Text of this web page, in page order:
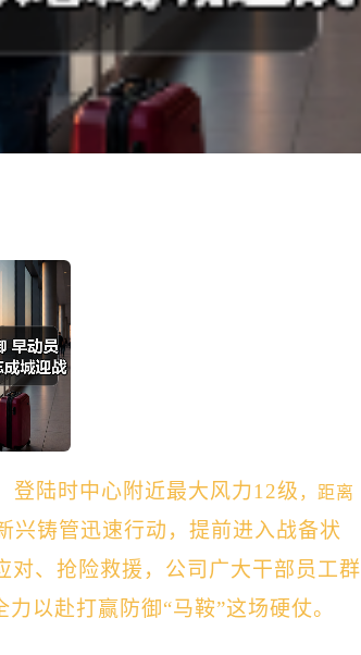
登陆时中心附近最大风力12级 ，距离
兴铸管迅速行动，提前进入战备状
对、抢险救援，公司广大干部员工群
以赴打赢防御“马鞍”这场硬仗。